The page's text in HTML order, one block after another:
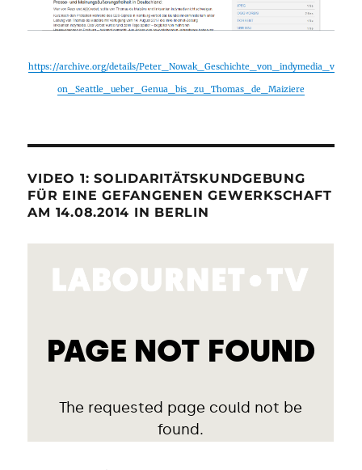
https://archive.org/details/Peter_Nowak_Geschichte_von_indymedia_v
on_Seattle_ueber_Genua_bis_zu_Thomas_de_Maiziere
VIDEO 1: SOLIDARITÄTSKUNDGEBUNG
FÜR EINE GEFANGENEN GEWERKSCHAFT
AM 14.08.2014 IN BERLIN